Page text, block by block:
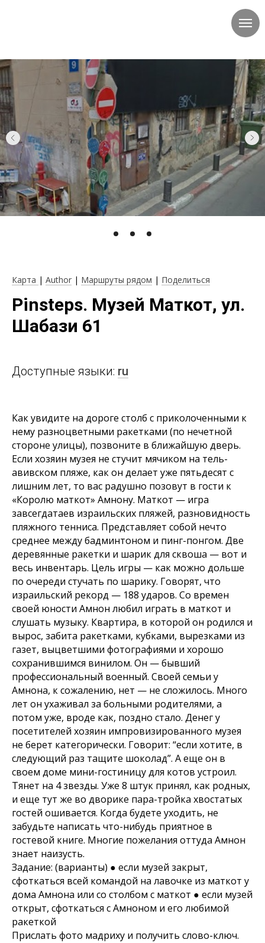
Карта | Author | Маршруты рядом | Поделиться
Pinsteps. Музей Маткот, ул.
Шабази 61
Доступные языки: ru
Как увидите на дороге столб с приколоченными к
нему разноцветными ракетками (по нечетной
стороне улицы), позвоните в ближайшую дверь.
Если хозяин музея не стучит мячиком на тель-
авивском пляже, как он делает уже пятьдесят с
лишним лет, то вас радушно позовут в гости к
«Королю маткот» Амнону. Маткот — игра
завсегдатаев израильских пляжей, разновидность
пляжного тенниса. Представляет собой нечто
среднее между бадминтоном и пинг-понгом. Две
деревянные ракетки и шарик для сквоша — вот и
весь инвентарь. Цель игры — как можно дольше
по очереди стучать по шарику. Говорят, что
израильский рекорд — 188 ударов. Со времен
своей юности Амнон любил играть в маткот и
слушать музыку. Квартира, в которой он родился и
вырос, забита ракетками, кубками, вырезками из
газет, выцветшими фотографиями и хорошо
сохранившимся винилом. Он — бывший
профессиональный военный. Своей семьи у
Амнона, к сожалению, нет — не сложилось. Много
лет он ухаживал за больными родителями, а
потом уже, вроде как, поздно стало. Денег у
посетителей хозяин импровизированного музея
не берет категорически. Говорит: “если хотите, в
следующий раз тащите шоколад”. А еще он в
своем доме мини-гостиницу для котов устроил.
Тянет на 4 звезды. Уже 8 штук принял, как родных,
и еще тут же во дворике пара-тройка хвостатых
гостей ошивается. Когда будете уходить, не
забудьте написать что-нибудь приятное в
гостевой книге. Многие пожелания оттуда Амнон
знает наизусть.
Задание: (варианты) ● если музей закрыт,
сфоткаться всей командой на лавочке из маткот у
дома Амнона или со столбом с маткот ● если музей
открыт, сфоткаться с Амноном и его любимой
ракеткой
Прислать фото мадриху и получить слово-ключ.